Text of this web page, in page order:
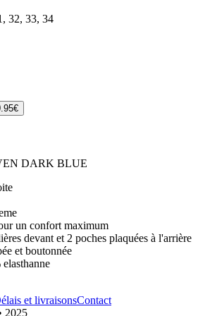
32, 33, 34
€
DARK BLUE
un confort maximum
devant et 2 poches plaquées à l'arrière
et boutonnée
et livraisonsContact
2025